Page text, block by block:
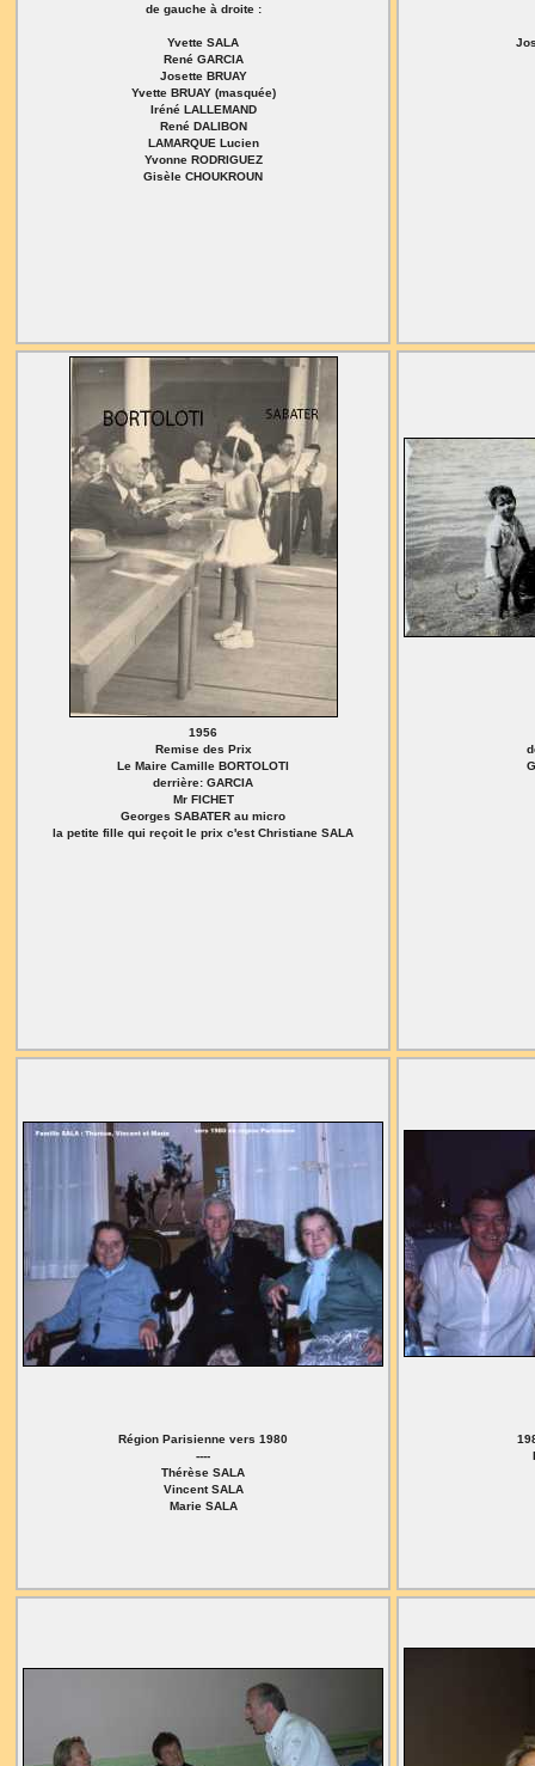
de gauche à droite :
Yvette SALA
René GARCIA
Josette BRUAY
Yvette BRUAY (masquée)
Iréné LALLEMAND
René DALIBON
LAMARQUE Lucien
Yvonne RODRIGUEZ
Gisèle CHOUKROUN
1956
Remise des Prix
Le Maire Camille BORTOLOTI
derrière: GARCIA
Mr FICHET
Georges SABATER au micro
la petite fille qui reçoit le prix c'est Christiane SALA
Région Parisienne vers 1980
----
Thérèse SALA
Vincent SALA
Marie SALA